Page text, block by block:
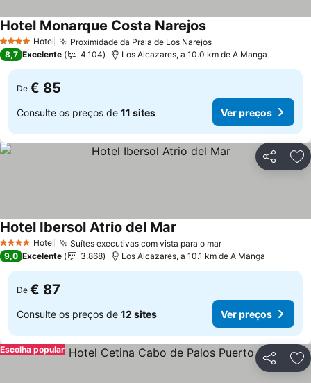
4 EstrelasHotel Proximidade da Praia de Los Narejos
Hotel Monarque Costa Narejos
8,7 Excelente 4.104 Los Alcazares, a 10.0 km de A Manga
De € 85
Consulte os preços de 11 sites Ver preços
Partilhar
4 EstrelasHotel Suítes executivas com vista para o mar
Hotel Ibersol Atrio del Mar
9,0 Excelente 3.868 Los Alcazares, a 10.1 km de A Manga
De € 87
Consulte os preços de 12 sites Ver preços
Partilhar
Escolha popular